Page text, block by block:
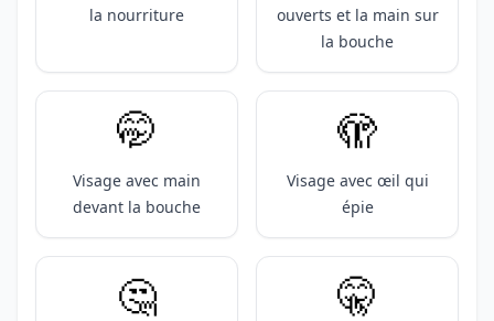
la nourriture
ouverts et la main sur
la bouche
🤭
Visage avec main
devant la bouche
🫣
Visage avec œil qui
épie
🤔 🤫